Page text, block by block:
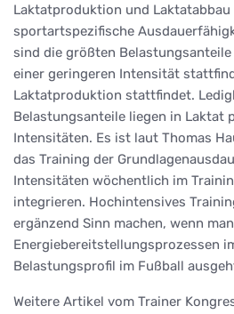
Laktatproduktion und
sportartspezifische
sind die größten
einer geringeren Intensität
Laktatproduktion stattfindet.
Belastungsanteile liegen in Laktat
Intensitäten. Es ist laut Thomas
das Training der
Intensitäten wöchentlich im
integrieren. Hochintensives
ergänzend Sinn machen, wenn
Energiebereitstellungsprozessen
Belastungsprofil im Fußball
Weitere Artikel vom Trainer